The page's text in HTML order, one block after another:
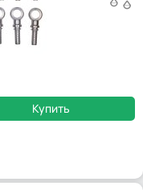
Купить